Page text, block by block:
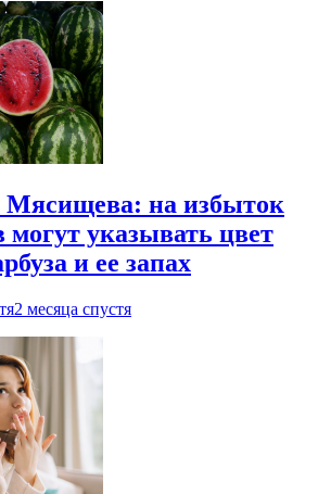
Мясищева: на избыток
могут указывать цвет
и ее запах
2 месяца спустя